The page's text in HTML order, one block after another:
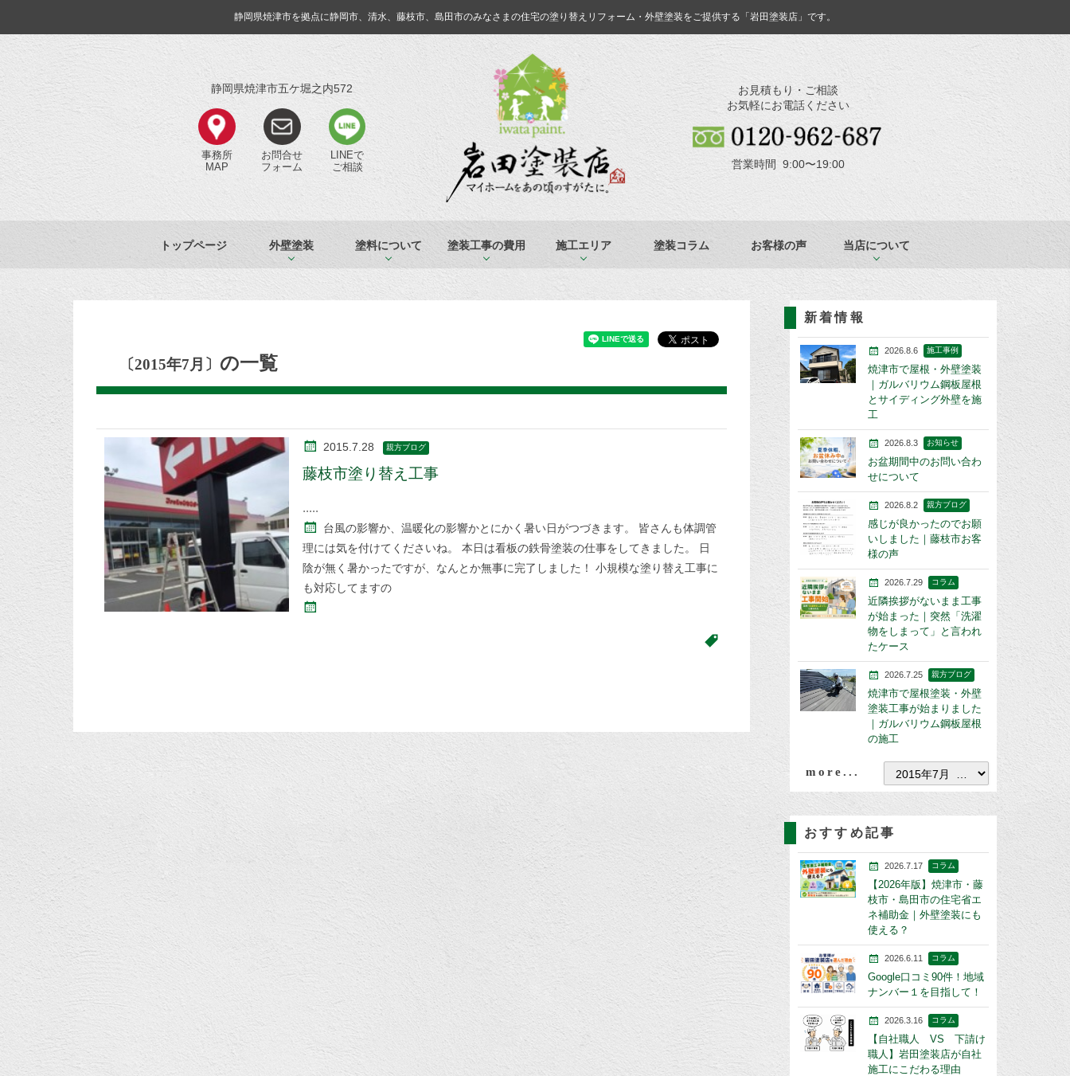
静岡県焼津市を拠点に静岡市、清水、藤枝市、島田市のみなさまの住宅の塗り替えリフォーム・外壁塗装をご提供する「岩田塗装店」です。
静岡県焼津市五ケ堀之内572
事務所
MAP
お問合せ
フォーム
LINEで
ご相談
お見積もり・ご相談
お気軽にお電話ください
営業時間 9:00〜19:00
トップページ 外壁塗装 塗料について 塗装工事の費用 施工エリア 塗装コラム お客様の声 当店について
〔2015年7月〕 の一覧
2015.7.28 親方ブログ
藤枝市塗り替え工事
台風の影響か、温暖化の影響かとにかく暑い日がつづきます。 皆さんも体調管
理には気を付けてくださいね。 本日は看板の鉄骨塗装の仕事をしてきました。 日
陰が無く暑かったですが、なんとか無事に完了しました！ 小規模な塗り替え工事に
も対応してますの
新着情報
2026.8.6 施工事例
焼津市で屋根・外壁塗装
｜ガルバリウム鋼板屋根
とサイディング外壁を施
工
2026.8.3 お知らせ
お盆期間中のお問い合わ
せについて
2026.8.2 親方ブログ
感じが良かったのでお願
いしました｜藤枝市お客
様の声
2026.7.29 コラム
近隣挨拶がないまま工事
が始まった｜突然「洗濯
物をしまって」と言われ
たケース
2026.7.25 親方ブログ
焼津市で屋根塗装・外壁
塗装工事が始まりました
｜ガルバリウム鋼板屋根
の施工
more...
おすすめ記事
2026.7.17 コラム
【2026年版】焼津市・藤
枝市・島田市の住宅省エ
ネ補助金｜外壁塗装にも
使える？
2026.6.11 コラム
Google口コミ90件！地域
ナンバー１を目指して！
2026.3.16 コラム
【自社職人 VS 下請け
職人】岩田塗装店が自社
施工にこだわる理由